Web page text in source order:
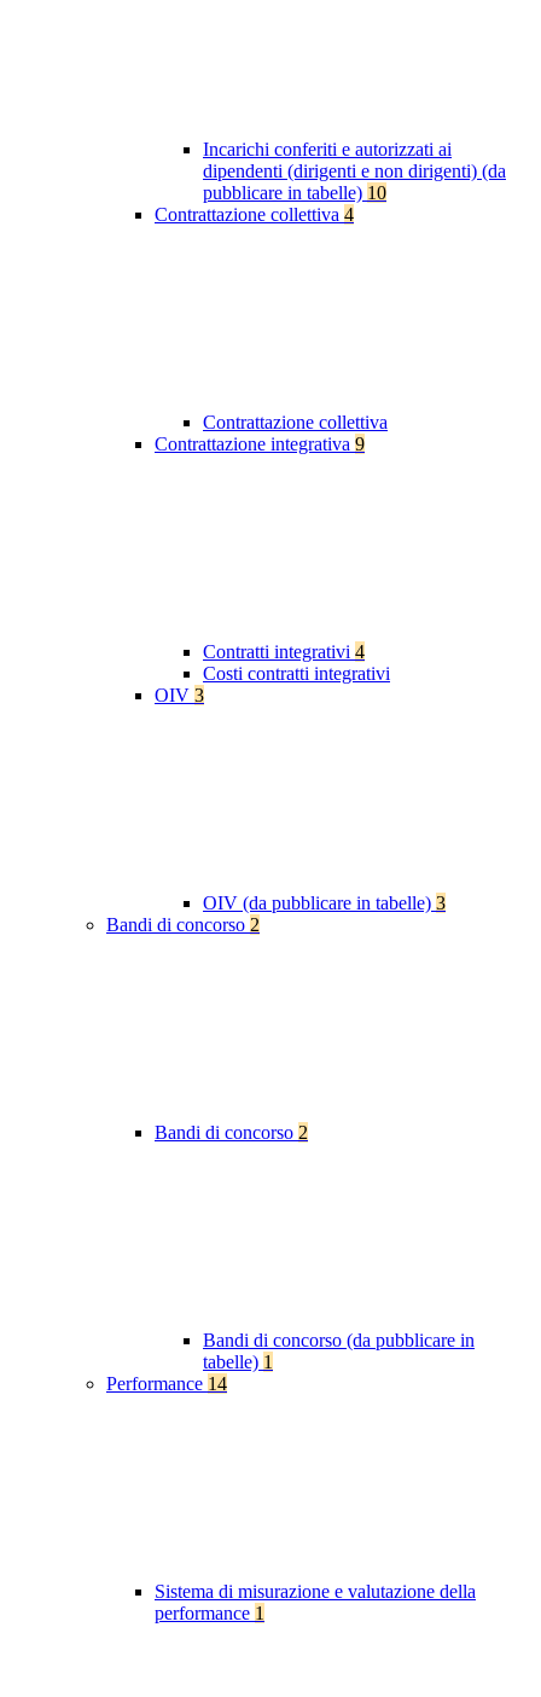
Incarichi conferiti e autorizzati ai
dipendenti (dirigenti e non dirigenti) (da
pubblicare in tabelle) 10
Contrattazione collettiva 4
Contrattazione collettiva
Contrattazione integrativa 9
Contratti integrativi 4
Costi contratti integrativi
OIV 3
OIV (da pubblicare in tabelle) 3
Bandi di concorso 2
Bandi di concorso 2
Bandi di concorso (da pubblicare in
tabelle) 1
Performance 14
Sistema di misurazione e valutazione della
performance 1